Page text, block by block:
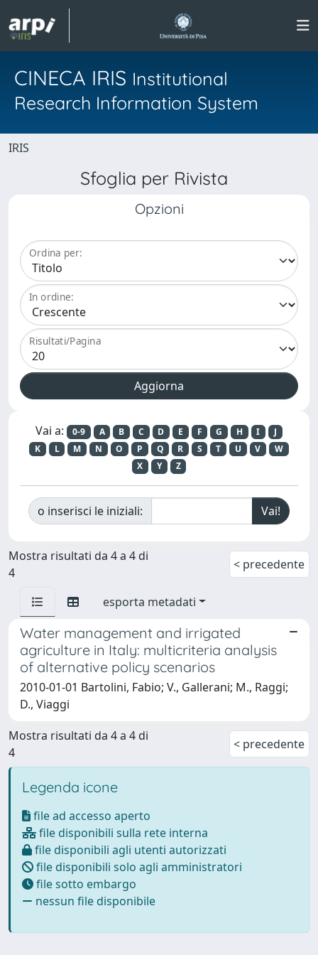
CINECA IRIS Institutional
Research Information System
IRIS
Sfoglia per Rivista
Opzioni
Ordina per:
In ordine:
Risultati/Pagina
Vai a: 0-9 A B C D E F G H I
J
K
L M N O P Q R S T U V
W
X
Y Z
o inserisci le iniziali:
Mostra risultati da 4 a 4 di
4
< precedente
esporta metadati
Water management and irrigated
agriculture in Italy: multicriteria analysis
of alternative policy scenarios
2010-01-01 Bartolini, Fabio; V., Gallerani; M., Raggi;
D., Viaggi
Mostra risultati da 4 a 4 di
4
< precedente
Legenda icone
file ad accesso aperto
file disponibili sulla rete interna
file disponibili agli utenti autorizzati
file disponibili solo agli amministratori
file sotto embargo
nessun file disponibile